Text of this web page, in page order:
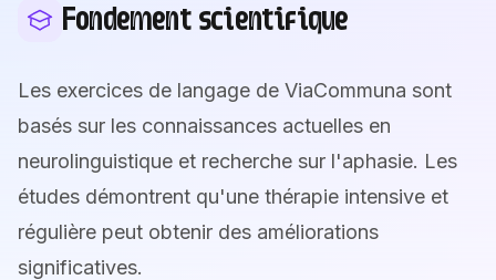
Fondement scientifique
Les exercices de langage de ViaCommuna sont
basés sur les connaissances actuelles en
neurolinguistique et recherche sur l'aphasie. Les
études démontrent qu'une thérapie intensive et
régulière peut obtenir des améliorations
significatives.